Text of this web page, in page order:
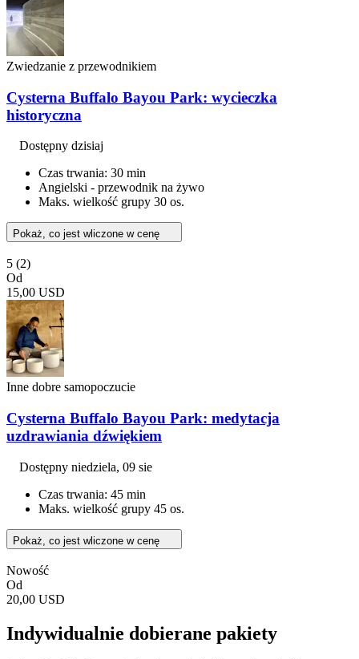
Zwiedzanie z przewodnikiem
Cysterna Buffalo Bayou Park: wycieczka
historyczna
Dostępny dzisiaj
Czas trwania: 30 min
Angielski - przewodnik na żywo
Maks. wielkość grupy 30 os.
Pokaż, co jest wliczone w cenę
5 (2)
Od
15,00 USD
Inne dobre samopoczucie
Cysterna Buffalo Bayou Park: medytacja
uzdrawiania dźwiękiem
Dostępny niedziela, 09 sie
Czas trwania: 45 min
Maks. wielkość grupy 45 os.
Pokaż, co jest wliczone w cenę
Nowość
Od
20,00 USD
Indywidualnie dobierane pakiety